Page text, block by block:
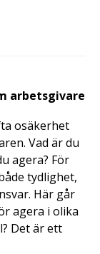
arbetsgivare
osäkerhet
Vad är du
agera? För
tydlighet,
Här går
agera i olika
Det är ett